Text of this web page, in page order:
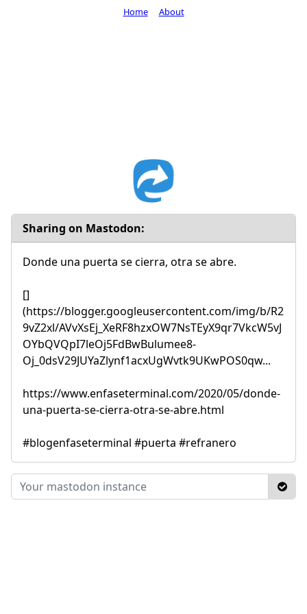
Sharing on Mastodon:
Donde una puerta se cierra, otra se abre.
[]
(https://blogger.googleusercontent.com/img/b/R2
9vZ2xl/AVvXsEj_XeRF8hzxOW7NsTEyX9qr7VkcW5vJ
OYbQVQpI7leOj5FdBwBulumee8-
Oj_0dsV29JUYaZlynf1acxUgWvtk9UKwPOS0qw...
https://www.enfaseterminal.com/2020/05/donde-
una-puerta-se-cierra-otra-se-abre.html
#blogenfaseterminal #puerta #refranero
Home About